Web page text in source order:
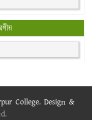
College. Design &